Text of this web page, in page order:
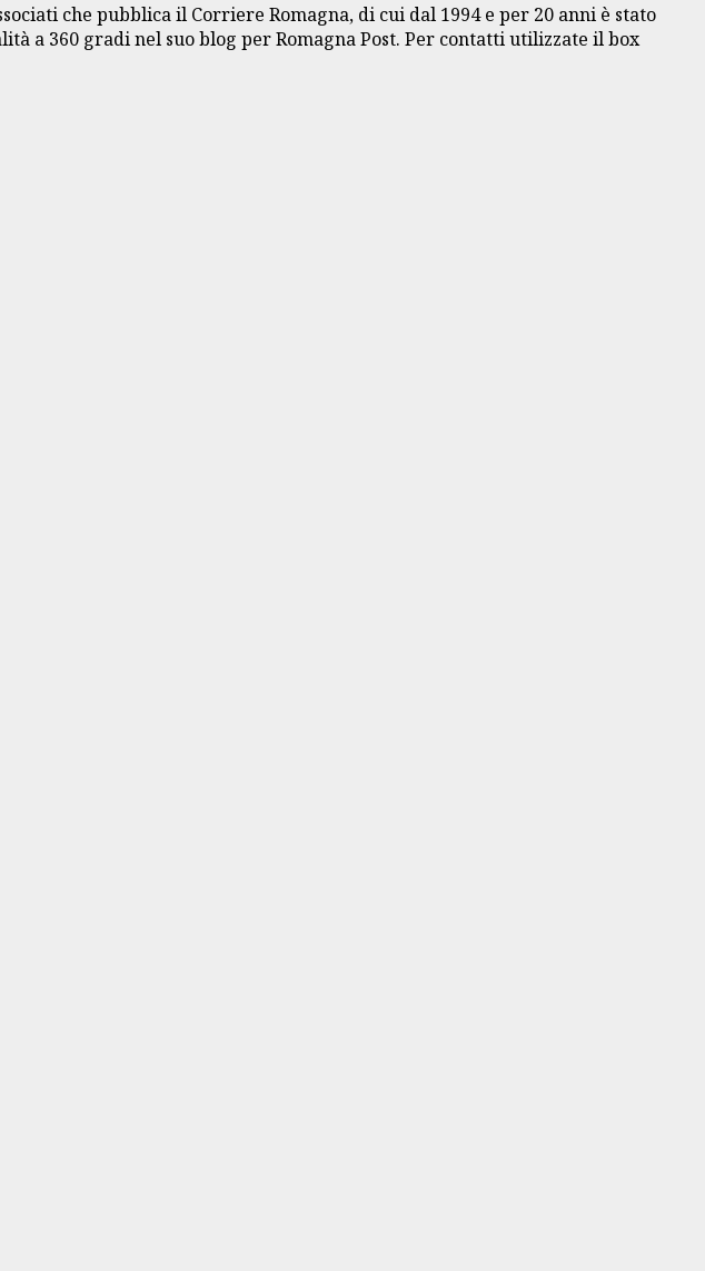
che pubblica il Corriere Romagna, di cui dal 1994 e per 20 anni è stato
a 360 gradi nel suo blog per Romagna Post. Per contatti utilizzate il box